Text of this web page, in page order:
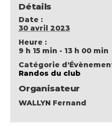
Détails
Date :
30 avril 2023
Heure :
9 h 15 min - 13 h 00 min
Catégorie
Randos du club
Organisateur
WALLYN Fernand